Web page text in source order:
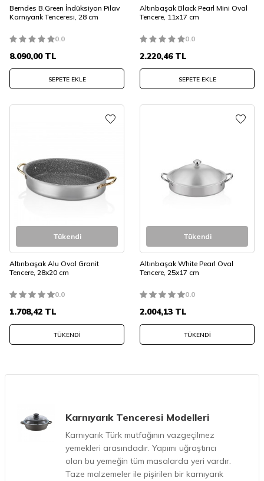
Berndes B.Green İndüksiyon Pilav
Karnıyarık Tenceresi, 28 cm
0.0
8.090,00TL
SEPETE EKLE
Altınbaşak Black Pearl Mini Oval
Tencere, 11x17 cm
0.0
2.220,46TL
SEPETE EKLE
Tükendi
Altınbaşak Alu Oval Granit
Tencere, 28x20 cm
0.0
1.708,42 TL
TÜKENDI
Tükendi
Altınbaşak White Pearl Oval
Tencere, 25x17 cm
0.0
2.004,13 TL
TÜKENDI
Karnıyarık Tenceresi Modelleri
Karnıyarık Türk mutfağının vazgeçilmez
yemekleri arasındadır. Yapımı uğraştırıcı
olan bu yemeğin tüm masalarda yeri vardır.
Taze malzemeler ile pişirilen bir karnıyarık